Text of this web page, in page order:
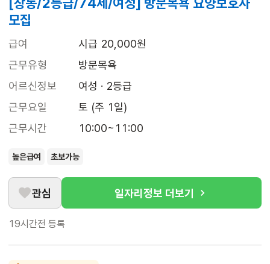
[창동/2등급/74세/여성] 방문목욕 요양보호사
모집
급여
시급 20,000원
근무유형
방문목욕
어르신정보
여성 · 2등급
근무요일
토 (주 1일)
근무시간
10:00~11:00
높은급여 초보가능
관심 일자리정보 더보기
19시간전 등록